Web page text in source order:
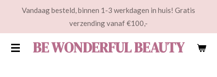
de
BE WONDERFUL BEAUTY
Vandaag besteld, binnen 1-3 werkdagen in huis! Gratis
verzending vanaf €100,-